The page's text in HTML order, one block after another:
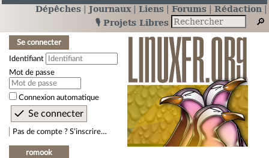
Dépêches Journaux Liens Forums
Rédaction
🎙️ Projets Libres
Se connecter
Identifiant
Mot de passe
Connexion automatique
Pas de compte ? S’inscrire…
romook